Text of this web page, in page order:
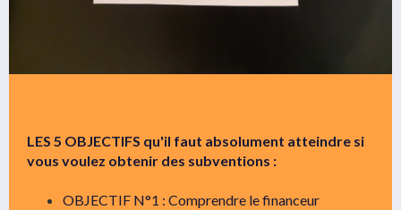
LES 5 OBJECTIFS qu'il faut absolument atteindre si
vous voulez obtenir des subventions :
OBJECTIF N°1 : Comprendre le financeur